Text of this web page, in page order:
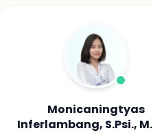
Habibiyu Furqon, M.Psi.,
Psikolog